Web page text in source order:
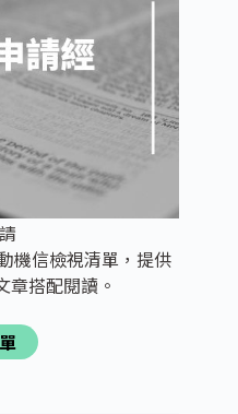
機信檢視清單，提供
章搭配閱讀。